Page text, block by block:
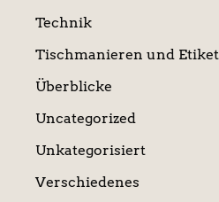
Technik
Tischmanieren und
Überblicke
Uncategorized
Unkategorisiert
Verschiedenes